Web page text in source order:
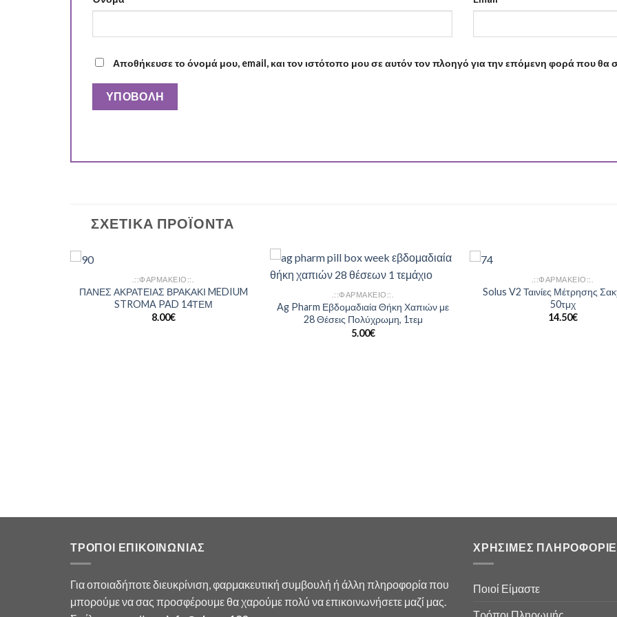
Αποθήκευσε το όνομά μου, email, και τον ιστότοπο μου σε αυτόν τον πλοηγό για την επόμενη φορά που θα
ΣΧΕΤΙΚΆ ΠΡΟΪΌΝΤΑ
Add to
Wishlist
.::ΦΑΡΜΑΚΕΙΟ::.
ΠΑΝΕΣ ΑΚΡΑΤΕΙΑΣ ΒΡΑΚΑΚΙ MEDIUM
STROMA PAD 14ΤΕΜ
8.00€
.::ΦΑΡΜΑΚΕΙΟ::.
Ag Pharm Εβδομαδιαία Θήκη Χαπιών με
28 Θέσεις Πολύχρωμη, 1τεμ
5.00€
.::ΦΑΡΜΑΚΕΙΟ::.
Solus V2 Ταινίες Μέτρησης
50τμχ
14.50€
ΤΡΟΠΟΙ ΕΠΙΚΟΙΝΩΝΙΑΣ
Για οποιαδήποτε διευκρίνιση, φαρμακευτική συμβουλή ή άλλη πληροφορία που
μπορούμε να σας προσφέρουμε θα χαρούμε πολύ να επικοινωνήσετε μαζί μας.
ΧΡΗΣΙΜΕΣ
Ποιοί Είμαστε